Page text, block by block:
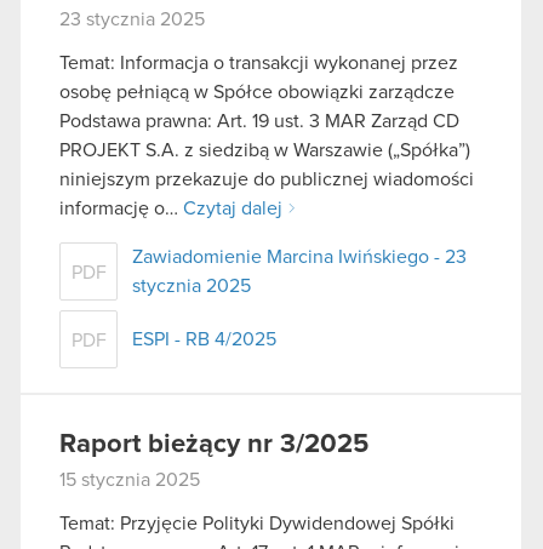
23 stycznia 2025
Temat: Informacja o transakcji wykonanej przez
osobę pełniącą w Spółce obowiązki zarządcze
Podstawa prawna: Art. 19 ust. 3 MAR Zarząd CD
PROJEKT S.A. z siedzibą w Warszawie („Spółka”)
niniejszym przekazuje do publicznej wiadomości
informację o… Czytaj dalej
PDF
Zawiadomienie Marcina Iwińskiego - 23
stycznia 2025
PDF ESPI - RB 4/2025
Raport bieżący nr 3/2025
15 stycznia 2025
Temat: Przyjęcie Polityki Dywidendowej Spółki